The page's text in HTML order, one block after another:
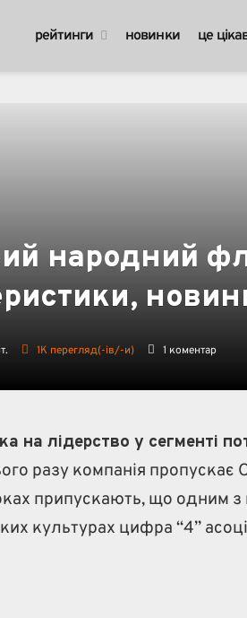
рейтинги новинки це
народний
1K перегляд(-ів/-и) 1 коментар
на лідерство у сегменті
разу компанія пропускає
припускають, що одним
культурах цифра “4”